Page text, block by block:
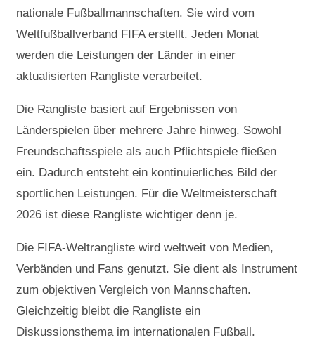
nationale Fußballmannschaften. Sie wird vom
Weltfußballverband FIFA erstellt. Jeden Monat
werden die Leistungen der Länder in einer
aktualisierten Rangliste verarbeitet.
Die Rangliste basiert auf Ergebnissen von
Länderspielen über mehrere Jahre hinweg. Sowohl
Freundschaftsspiele als auch Pflichtspiele fließen
ein. Dadurch entsteht ein kontinuierliches Bild der
sportlichen Leistungen. Für die Weltmeisterschaft
2026 ist diese Rangliste wichtiger denn je.
Die FIFA-Weltrangliste wird weltweit von Medien,
Verbänden und Fans genutzt. Sie dient als Instrument
zum objektiven Vergleich von Mannschaften.
Gleichzeitig bleibt die Rangliste ein
Diskussionsthema im internationalen Fußball.